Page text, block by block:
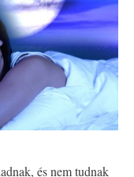
és nem tudnak